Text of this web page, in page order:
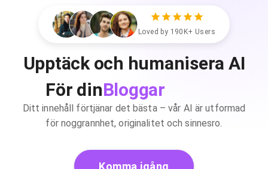
Loved by 190K+ Users
Upptäck och humanisera AI
För dinBloggar
Ditt innehåll förtjänar det bästa – vår AI är utformad
för noggrannhet, originalitet och sinnesro.
Komma igång